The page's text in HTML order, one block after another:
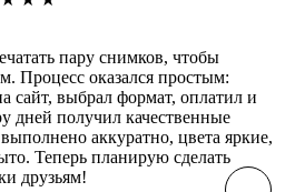
пару снимков, чтобы
Процесс оказался простым:
сайт, выбрал формат, оплатил и
дней получил качественные
аккуратно, цвета яркие,
Теперь планирую сделать
друзьям!